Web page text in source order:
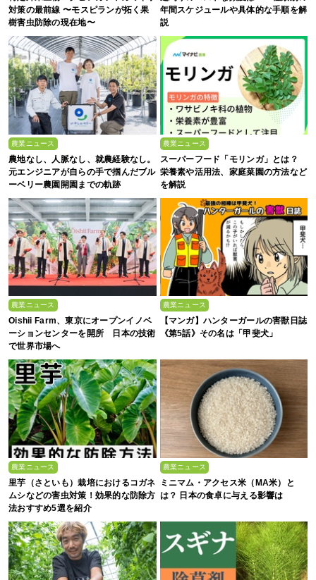
対策の最前線 〜モスピランが拓く果
樹害虫防除の現在地〜
年間スケジュールや具体的な手順を解
説
農業ニュース
農地なし、人脈なし、就農経験なし。
元エンジニアが自らの手で掴んだブル
ーベリー農園開園までの軌跡
農業ニュース
スーパーフード「モリンガ」とは？
栄養素や活用法、家庭菜園の方法など
を解説
農業ニュース
Oishii Farm、東京にオープンイノベ
ーションセンターを開所 日本の技術
で世界市場へ
農業ニュース
【マンガ】ハンターガールの害獣日誌
《第5話》その名は「甲斐犬」
農業ニュース
里芋（さといも）栽培におけるコガネ
ムシなどの害虫対策！効果的な防除方
法おすすめ5選を紹介
農業ニュース
ミニマム・アクセス米（MA米）と
は？ 日本の食卓に与える影響は